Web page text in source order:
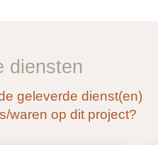
diensten
geleverde dienst(en)
waren op dit project?